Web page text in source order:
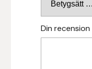
Din recension
J&S Saddlery
Källquist Equestrian